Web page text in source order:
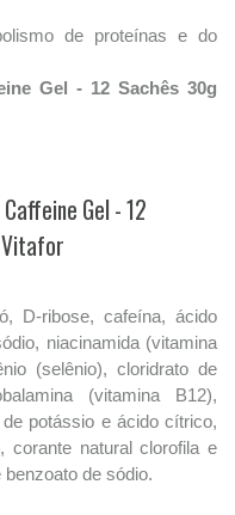
de proteínas e do
Gel - 12 Sachês 30g
Gel - 12
D-ribose, cafeína, ácido
niacinamida (vitamina
(selênio), cloridrato de
(vitamina B12),
potássio e ácido cítrico,
corante natural clorofila e
de sódio.